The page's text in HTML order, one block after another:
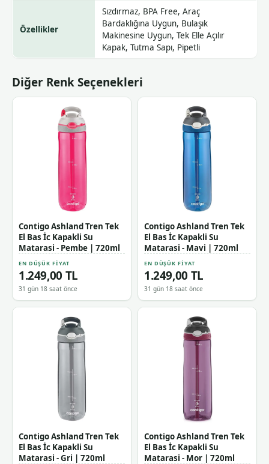
Özellikler
Sızdırmaz, BPA Free, Araç
Bardaklığına Uygun, Bulaşık
Makinesine Uygun, Tek Elle Açılır
Kapak, Tutma Sapı, Pipetli
Diğer Renk Seçenekleri
Contigo Ashland Tren Tek
El Bas İc Kapakli Su
Matarasi - Pembe | 720ml
EN DÜŞÜK FIYAT
1.249,00 TL
31 gün 18 saat önce
Contigo Ashland Tren Tek
El Bas İc Kapakli Su
Matarasi - Mavi | 720ml
EN DÜŞÜK FIYAT
1.249,00 TL
31 gün 18 saat önce
Contigo Ashland Tren Tek
El Bas İc Kapakli Su
Matarasi - Gri | 720ml
Contigo Ashland Tren Tek
El Bas İc Kapakli Su
Matarasi - Mor | 720ml